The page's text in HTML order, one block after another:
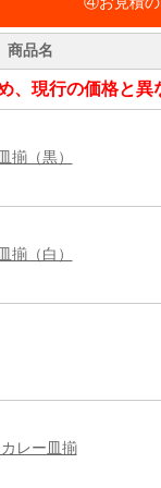
商品名
、現行の価格と
（黒）
（白）
レー皿揃